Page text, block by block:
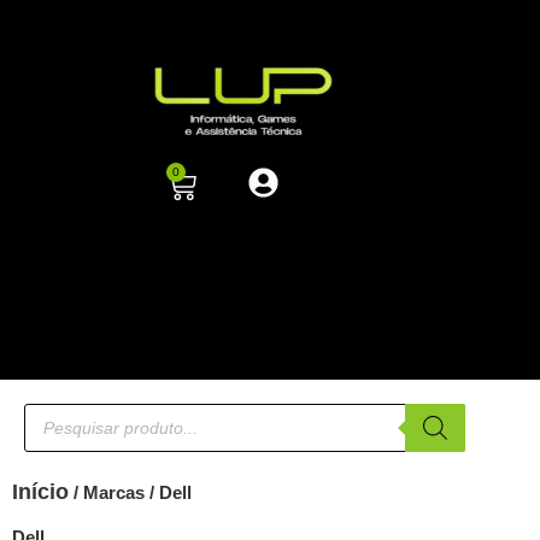
0
Início / Marcas / Dell